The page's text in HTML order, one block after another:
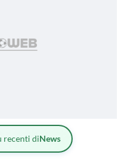
recenti diNews